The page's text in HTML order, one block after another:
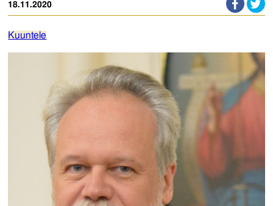
Hautausmaa
Yhteystiedot
18.11.2020
Kuuntele